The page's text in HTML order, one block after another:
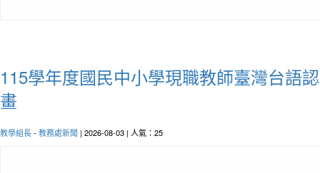
115學年度國民中小學現職教師臺灣台語
畫
教學組長- 教務處新聞 | 2026-08-03 | 人氣：25